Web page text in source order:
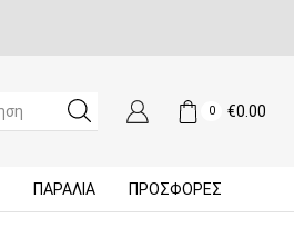
SEARCH
0 €0.00
ΠΑΡΑΛΙΑ ΠΡΟΣΦΟΡΈΣ